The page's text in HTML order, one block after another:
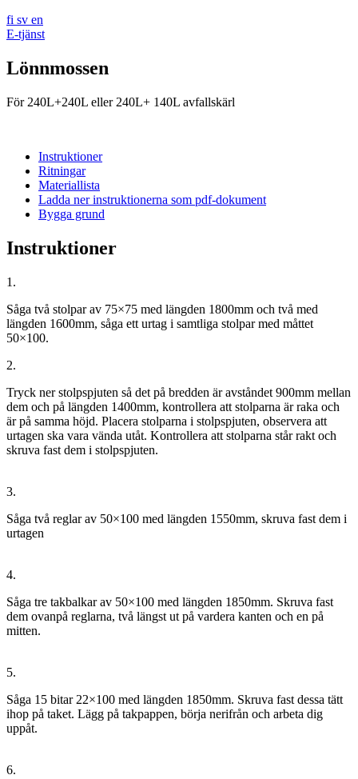
fi sv en
E-tjänst
Lönnmossen
För 240L+240L eller 240L+ 140L avfallskärl
Instruktioner
Ritningar
Materiallista
Ladda ner instruktionerna som pdf-dokument
Bygga grund
Instruktioner
1.
Såga två stolpar av 75×75 med längden 1800mm och två med
längden 1600mm, såga ett urtag i samtliga stolpar med måttet
50×100.
2.
Tryck ner stolpspjuten så det på bredden är avståndet 900mm mellan
dem och på längden 1400mm, kontrollera att stolparna är raka och
är på samma höjd. Placera stolparna i stolpspjuten, observera att
urtagen ska vara vända utåt. Kontrollera att stolparna står rakt och
skruva fast dem i stolpspjuten.
3.
Såga två reglar av 50×100 med längden 1550mm, skruva fast dem i
urtagen
4.
Såga tre takbalkar av 50×100 med längden 1850mm. Skruva fast
dem ovanpå reglarna, två längst ut på vardera kanten och en på
mitten.
5.
Såga 15 bitar 22×100 med längden 1850mm. Skruva fast dessa tätt
ihop på taket. Lägg på takpappen, börja nerifrån och arbeta dig
uppåt.
6.